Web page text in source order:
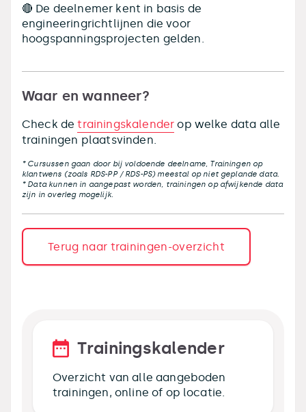
🔴 De deelnemer kent in basis de
engineeringrichtlijnen die voor
hoogspanningsprojecten gelden.
Waar en wanneer?
Check detrainingskalender op welke data alle
trainingen plaatsvinden.
* Cursussen gaan door bij voldoende deelname, Trainingen op
klantwens (zoals RDS-PP / RDS-PS) meestal op niet geplande data.
* Data kunnen in aangepast worden, trainingen op afwijkende data
zijn in overleg mogelijk.
Terug naar trainingen-overzicht
Trainingskalender
Overzicht van alle aangeboden
trainingen, online of op locatie.